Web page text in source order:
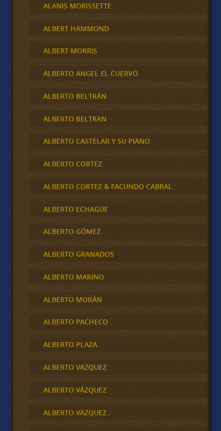
ALANIS MORISSETTE
ALBERT HAMMOND
ALBERT MORRIS
ALBERTO ANGEL EL CUERVO
ALBERTO BELTRÁN
ALBERTO BELTRAN
ALBERTO CASTELAR Y SU PIANO
ALBERTO CORTEZ
ALBERTO CORTEZ & FACUNDO CABRAL
ALBERTO ECHAGÜE
ALBERTO GÓMEZ
ALBERTO GRANADOS
ALBERTO MARINO
ALBERTO MORÁN
ALBERTO PACHECO
ALBERTO PLAZA
ALBERTO VAZQUEZ
ALBERTO VÁZQUEZ
ALBERTO VAZQUEZ .